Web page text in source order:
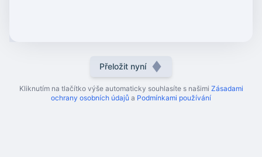
Přeložit nyní
Kliknutím na tlačítko výše automaticky souhlasíte s našimi Zásadami
ochrany osobních údajů a Podmínkami používání